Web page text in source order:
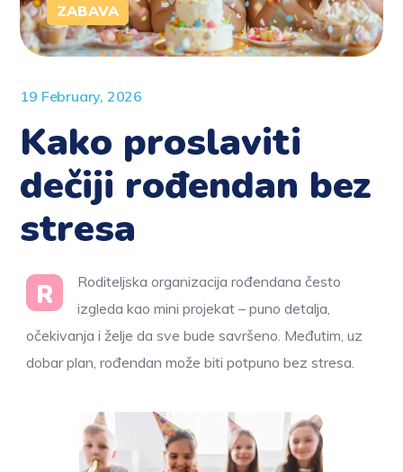
ZABAVA
19 February, 2026
Kako proslaviti
dečiji rođendan bez
stresa
R
Roditeljska organizacija rođendana često
izgleda kao mini projekat – puno detalja,
očekivanja i želje da sve bude savršeno. Međutim, uz
dobar plan, rođendan može biti potpuno bez stresa.